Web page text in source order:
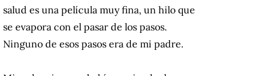
salud es una película muy fina, un hilo que
se evapora con el pasar de los pasos.
Ninguno de esos pasos era de mi padre.